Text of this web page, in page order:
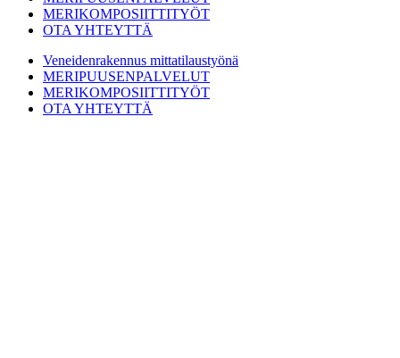
MERIKOMPOSIITTITYÖT
OTA YHTEYTTÄ
Veneidenrakennus mittatilaustyönä
MERIPUUSENPALVELUT
MERIKOMPOSIITTITYÖT
OTA YHTEYTTÄ